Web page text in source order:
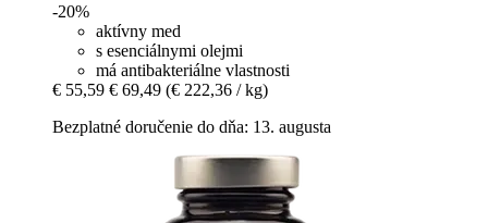
-20%
aktívny med
s esenciálnymi olejmi
má antibakteriálne vlastnosti
€ 55,59 € 69,49 (€ 222,36 / kg)
Bezplatné doručenie do dňa: 13. augusta